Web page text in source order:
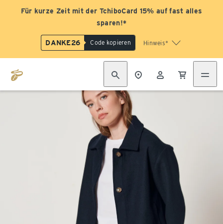
Für kurze Zeit mit der TchiboCard 15% auf fast alles
sparen!*
DANKE26 Code kopieren Hinweis*